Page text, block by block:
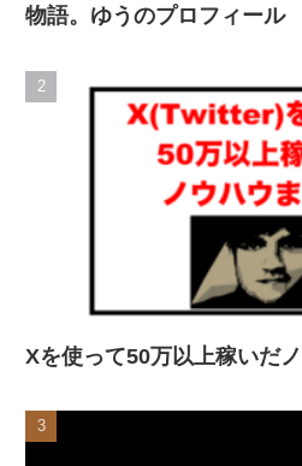
物語。ゆうのプロフィール
Xを使って50万以上稼いだ